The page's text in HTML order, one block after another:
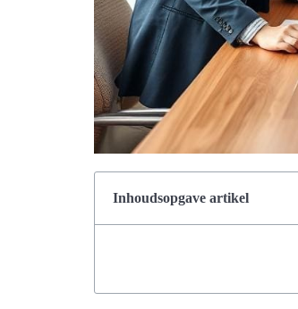
Inhoudsopgave artikel